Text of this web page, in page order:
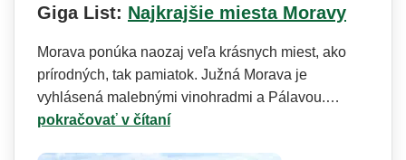
Giga List: Najkrajšie miesta Moravy
Morava ponúka naozaj veľa krásnych miest, ako
prírodných, tak pamiatok. Južná Morava je
vyhlásená malebnými vinohradmi a Pálavou.…
pokračovať v čítaní